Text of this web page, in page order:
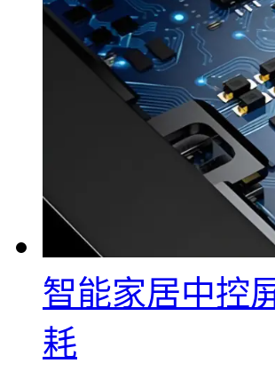
智能家居中控
耗